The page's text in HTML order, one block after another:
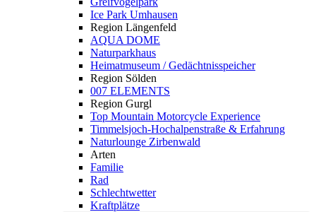
Ice Park Umhausen
Region Längenfeld
AQUA DOME
Naturparkhaus
Heimatmuseum / Gedächtnisspeicher
Region Sölden
007 ELEMENTS
Region Gurgl
Top Mountain Motorcycle Experience
Timmelsjoch-Hochalpenstraße & Erfahrung
Naturlounge Zirbenwald
Arten
Familie
Rad
Schlechtwetter
Kraftplätze